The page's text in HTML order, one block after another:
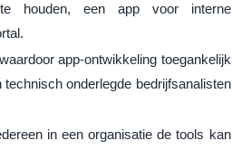
houden, een app voor interne
app-ontwikkeling toegankelijk
onderlegde bedrijfsanalisten
in een organisatie de tools kan